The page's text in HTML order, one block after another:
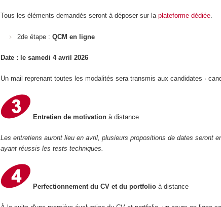
Tous les éléments demandés seront à déposer sur la plateforme dédiée.
2de étape : QCM en ligne
Date : le samedi 4 avril 2026
Un mail reprenant toutes les modalités sera transmis aux candidates ·
Entretien de motivationà distance
Les entretiens auront lieu en avril, plusieurs propositions de dates seront
ayant réussis les tests techniques.
Perfectionnement du CV et du portfolioà distance